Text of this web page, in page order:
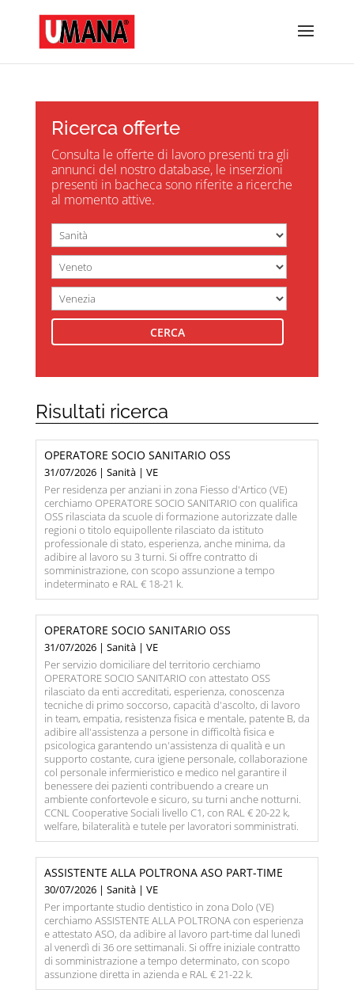
Ricerca offerte
Consulta le offerte di lavoro presenti tra gli
annunci del nostro database, le inserzioni
presenti in bacheca sono riferite a ricerche
al momento attive.
Risultati ricerca
OPERATORE SOCIO SANITARIO OSS
31/07/2026 | Sanità | VE
Per residenza per anziani in zona Fiesso d'Artico (VE)
cerchiamo OPERATORE SOCIO SANITARIO con qualifica
OSS rilasciata da scuole di formazione autorizzate dalle
regioni o titolo equipollente rilasciato da istituto
professionale di stato, esperienza, anche minima, da
adibire al lavoro su 3 turni. Si offre contratto di
somministrazione, con scopo assunzione a tempo
indeterminato e RAL € 18-21 k.
OPERATORE SOCIO SANITARIO OSS
31/07/2026 | Sanità | VE
Per servizio domiciliare del territorio cerchiamo
OPERATORE SOCIO SANITARIO con attestato OSS
rilasciato da enti accreditati, esperienza, conoscenza
tecniche di primo soccorso, capacità d'ascolto, di lavoro
in team, empatia, resistenza fisica e mentale, patente B, da
adibire all'assistenza a persone in difficoltà fisica e
psicologica garantendo un'assistenza di qualità e un
supporto costante, cura igiene personale, collaborazione
col personale infermieristico e medico nel garantire il
benessere dei pazienti contribuendo a creare un
ambiente confortevole e sicuro, su turni anche notturni.
CCNL Cooperative Sociali livello C1, con RAL € 20-22 k,
welfare, bilateralità e tutele per lavoratori somministrati.
ASSISTENTE ALLA POLTRONA ASO PART-TIME
30/07/2026 | Sanità | VE
Per importante studio dentistico in zona Dolo (VE)
cerchiamo ASSISTENTE ALLA POLTRONA con esperienza
e attestato ASO, da adibire al lavoro part-time dal lunedì
al venerdì di 36 ore settimanali. Si offre iniziale contratto
di somministrazione a tempo determinato, con scopo
assunzione diretta in azienda e RAL € 21-22 k.